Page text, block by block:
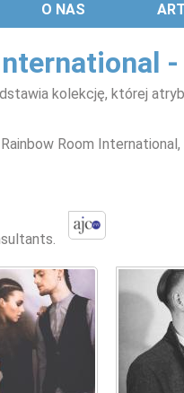
O NAS
kolekcję, której
Room